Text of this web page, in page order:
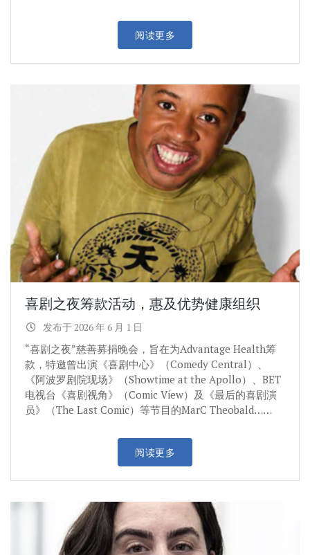
阅读更多
喜剧之夜筹款活动，惠及优势健康组织
发布于 2026 年 6 月 1 日
“喜剧之夜”慈善募捐晚会，旨在为Advantage Health筹
款，特邀曾出演《喜剧中心》（Comedy Central）、
《阿波罗剧院现场》（Showtime at the Apollo）、BET
电视台《喜剧视角》（Comic View）及《最后的喜剧演
员》（The Last Comic）等节目的MarC Theobald……
阅读更多